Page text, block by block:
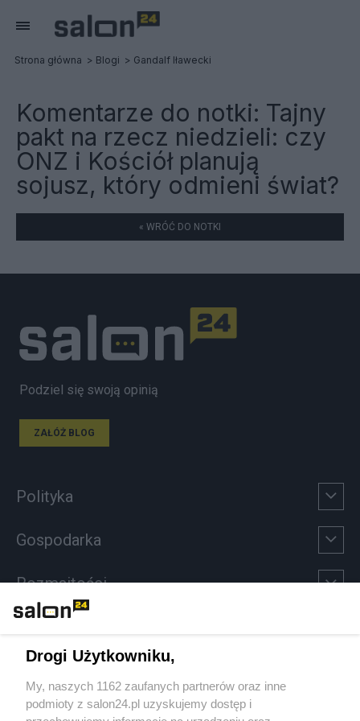
Strona główna Blogi Gandalf Iławecki
Komentarze do notki: Tajny
pakt na rzecz niedzieli: czy
ONZ i Kościół planują
sojusz, który odmieni świat?
« WRÓĆ DO NOTKI
Podziel się swoją opinią
ZAŁÓŻ BLOG
Polityka
Gospodarka
Rozmaitości
Sport
Społeczeństwo
Drogi Użytkowniku,
My, naszych 1162 zaufanych partnerów oraz inne
podmioty z salon24.pl uzyskujemy dostęp i